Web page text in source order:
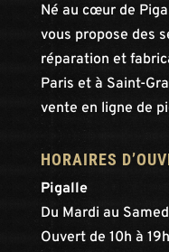
Né au cœur de
vous propose des
réparation et
Paris et à Saint-
vente en ligne de
HORAIRES
Pigalle
Du Mardi au
Ouvert de 10h à